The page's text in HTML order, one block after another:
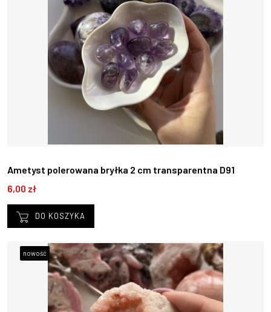
Ametyst polerowana bryłka 2 cm transparentna D91
6,00 zł
DO KOSZYKA
nowość